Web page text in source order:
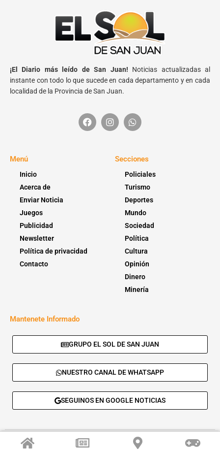
¡El Diario más leído de San Juan! Noticias actualizadas al
instante con todo lo que sucede en cada departamento y en cada
localidad de la Provincia de San Juan.
Menú
Inicio
Acerca de
Enviar Noticia
Juegos
Publicidad
Newsletter
Política de privacidad
Contacto
Secciones
Policiales
Turismo
Deportes
Mundo
Sociedad
Política
Cultura
Opinión
Dinero
Minería
Mantenete Informado
GRUPO EL SOL DE SAN JUAN
NUESTRO CANAL DE WHATSAPP
SEGUINOS EN GOOGLE NOTICIAS
© 2026 - El Sol de San Juan. Todos los derechos reservados. |